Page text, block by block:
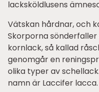
lacksköldlusens
Vätskan hårdnar, och
Skorporna sönderfaller
kornlack, så kallad
genomgår en
olika typer av
namn är Laccifer lacca.